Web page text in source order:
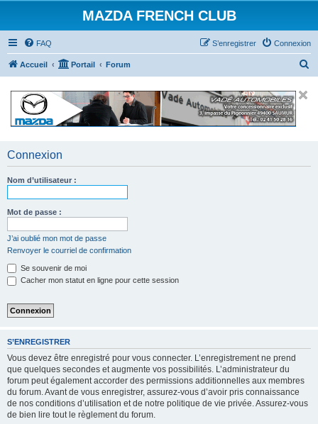
MAZDA FRENCH CLUB
FAQ Connexion
S’enregistrer
Accueil Portail Forum
c
Connexion
Nom d’utilisateur :
Mot de passe :
J’ai oublié mon mot de passe
Renvoyer le courriel de confirmation
Se souvenir de moi
Cacher mon statut en ligne pour cette session
S’ENREGISTRER
Vous devez être enregistré pour vous connecter. L’enregistrement ne prend
que quelques secondes et augmente vos possibilités. L’administrateur du
forum peut également accorder des permissions additionnelles aux membres
du forum. Avant de vous enregistrer, assurez-vous d’avoir pris connaissance
de nos conditions d’utilisation et de notre politique de vie privée. Assurez-vous
de bien lire tout le règlement du forum.